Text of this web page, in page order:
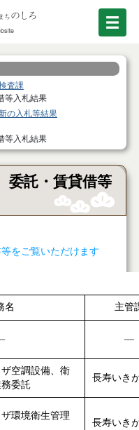
査課
等入札結果
の入札等結果
等入札結果
託・賃貸借等
をご覧いただけます
名 主管
―
空調設備、衛
委託
長寿いき
環境衛生管理
長寿いき